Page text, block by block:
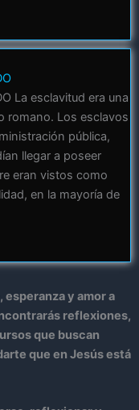
La esclavitud era una
romano. Los esclavos
pública,
llegar a poseer
eran vistos como
en la mayoría de
y amor a
reflexiones,
que buscan
que en Jesús está